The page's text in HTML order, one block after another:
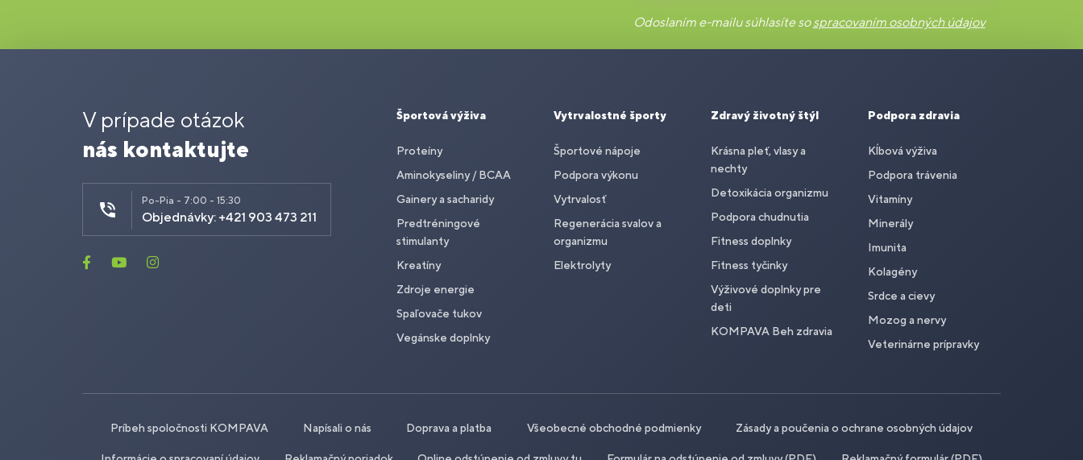
Odoslaním e-mailu súhlasíte sospracovaním osobných údajov
V prípade otázok
nás kontaktujte
Po-Pia - 7:00 - 15:30
Objednávky: +421 903 473 211
Športová výživa
Proteíny
Aminokyseliny / BCAA
Gainery a sacharidy
Predtréningové
stimulanty
Kreatíny
Zdroje energie
Spaľovače tukov
Vegánske doplnky
Vytrvalostné športy
Športové nápoje
Podpora výkonu
Vytrvalosť
Regenerácia svalov a
organizmu
Elektrolyty
Zdravý životný štýl
Krásna pleť, vlasy a
nechty
Detoxikácia organizmu
Podpora chudnutia
Fitness doplnky
Fitness tyčinky
Výživové doplnky pre
deti
KOMPAVA Beh zdravia
Podpora zdravia
Kĺbová výživa
Podpora trávenia
Vitamíny
Minerály
Imunita
Kolagény
Srdce a cievy
Mozog a nervy
Veterinárne prípravky
Príbeh spoločnosti KOMPAVA Napísali o nás Doprava a platba Všeobecné obchodné podmienky Zásady a poučenia o ochrane osobných údajov